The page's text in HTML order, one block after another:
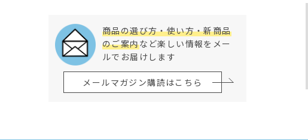
商品の選び方・使い方・新商品
のご案内など楽しい情報をメー
ルでお届けします
メールマガジン購読はこちら